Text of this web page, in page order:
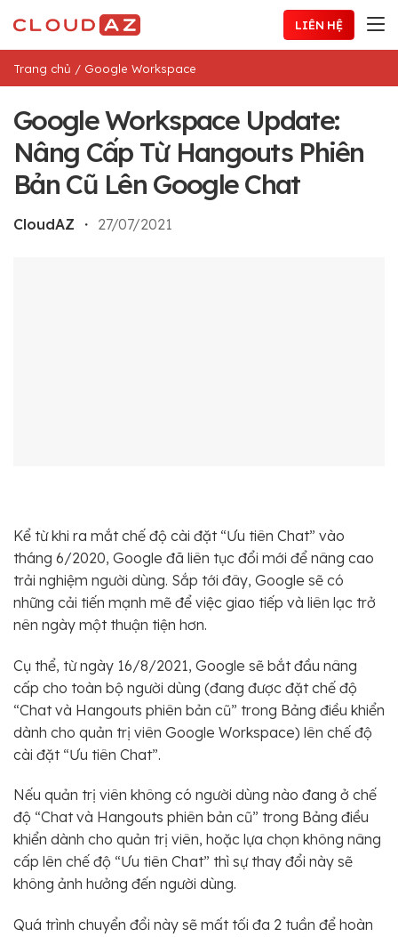
đến
nội
dung
LIÊN HỆ
Trang chủ / Google Workspace
Google Workspace Update:
Nâng Cấp Từ Hangouts Phiên
Bản Cũ Lên Google Chat
CloudAZ ・ 27/07/2021
Kể từ khi ra mắt chế độ cài đặt “Ưu tiên Chat” vào
tháng 6/2020, Google đã liên tục đổi mới để nâng cao
trải nghiệm người dùng. Sắp tới đây, Google sẽ có
những cải tiến mạnh mẽ để việc giao tiếp và liên lạc trở
nên ngày một thuận tiện hơn.
Cụ thể, từ ngày 16/8/2021, Google sẽ bắt đầu nâng
cấp cho toàn bộ người dùng (đang được đặt chế độ
“Chat và Hangouts phiên bản cũ” trong Bảng điều khiển
dành cho quản trị viên Google Workspace) lên chế độ
cài đặt “Ưu tiên Chat”.
Nếu quản trị viên không có người dùng nào đang ở chế
độ “Chat và Hangouts phiên bản cũ” trong Bảng điều
khiển dành cho quản trị viên, hoặc lựa chọn không nâng
cấp lên chế độ “Ưu tiên Chat” thì sự thay đổi này sẽ
không ảnh hưởng đến người dùng.
Quá trình chuyển đổi này sẽ mất tối đa 2 tuần để hoàn